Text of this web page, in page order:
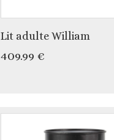
Lit adulte William
409.99 €